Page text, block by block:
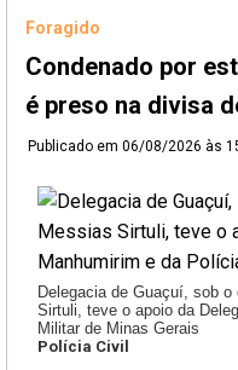
Foragido
Condenado por
é preso na divisa
Publicado em 06/08/2026 às
Delegacia de Guaçuí, sob
Sirtuli, teve o apoio da
Militar de Minas Gerais
Polícia Civil